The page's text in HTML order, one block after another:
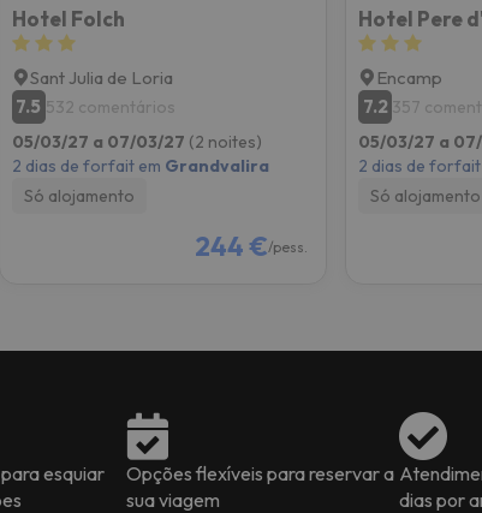
Hotel Folch
Sant Julia de Loria
7.5 532 comentários
05/03/27 a 07/03/27 (2 noites)
2 dias de forfait em Grandvalira
Só alojamento
244 €/pess.
Hotel Pere
Encamp
7.2 357
05/03/27 a
2 dias de forfait
Só alojamento
esquiar
Opções flexíveis para reservar a
sua viagem
dias por